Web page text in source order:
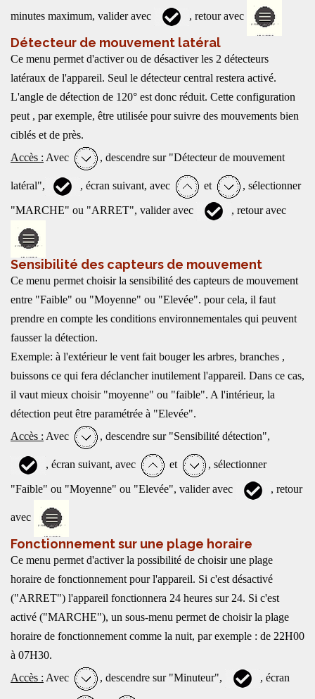
minutes maximum, valider avec , retour avec
Détecteur de mouvement latéral
Ce menu permet d'activer ou de désactiver les 2 détecteurs
latéraux de l'appareil. Seul le détecteur central restera activé.
L'angle de détection de 120° est donc réduit. Cette configuration
peut , par exemple, être utilisée pour suivre des mouvements bien
ciblés et de près.
Accès : Avec , descendre sur "Détecteur de mouvement
latéral", , écran suivant, avec et , sélectionner
"MARCHE" ou "ARRET", valider avec , retour avec
Sensibilité des capteurs de mouvement
Ce menu permet choisir la sensibilité des capteurs de mouvement
entre "Faible" ou "Moyenne" ou "Elevée". pour cela, il faut
prendre en compte les conditions environnementales qui peuvent
fausser la détection.
Exemple: à l'extérieur le vent fait bouger les arbres, branches ,
buissons ce qui fera déclancher inutilement l'appareil. Dans ce cas,
il vaut mieux choisir "moyenne" ou "faible". A l'intérieur, la
détection peut être paramétrée à "Elevée".
Accès : Avec , descendre sur "Sensibilité détection",
, écran suivant, avec et , sélectionner
"Faible" ou "Moyenne" ou "Elevée", valider avec , retour
avec
Fonctionnement sur une plage horaire
Ce menu permet d'activer la possibilité de choisir une plage
horaire de fonctionnement pour l'appareil. Si c'est désactivé
("ARRET") l'appareil fonctionnera 24 heures sur 24. Si c'est
activé ("MARCHE"), un sous-menu permet de choisir la plage
horaire de fonctionnement comme la nuit, par exemple : de 22H00
à 07H30.
Accès : Avec , descendre sur "Minuteur", , écran